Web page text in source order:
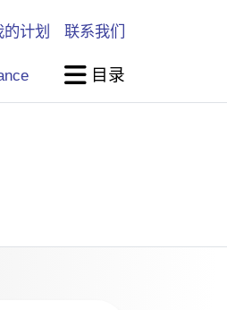
计划 联系我们
目录